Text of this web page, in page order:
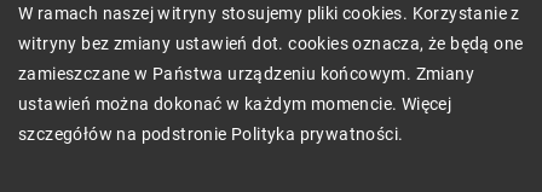
W ramach naszej witryny stosujemy pliki cookies. Korzystanie z
witryny bez zmiany ustawień dot. cookies oznacza, że będą one
zamieszczane w Państwa urządzeniu końcowym. Zmiany
ustawień można dokonać w każdym momencie. Więcej
szczegółów na podstronie Polityka prywatności.